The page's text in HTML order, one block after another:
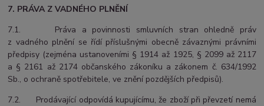
7. PRÁVA Z VADNÉHO PLNĚNÍ
7.1. Práva a povinnosti smluvních stran ohledně práv
z vadného plnění se řídí příslušnými obecně závaznými právními
předpisy (zejména ustanoveními § 1914 až 1925, § 2099 až 2117
a § 2161 až 2174 občanského zákoníku a zákonem č. 634/1992
Sb., o ochraně spotřebitele, ve znění pozdějších předpisů).
7.2. Prodávající odpovídá kupujícímu, že zboží při převzetí nemá